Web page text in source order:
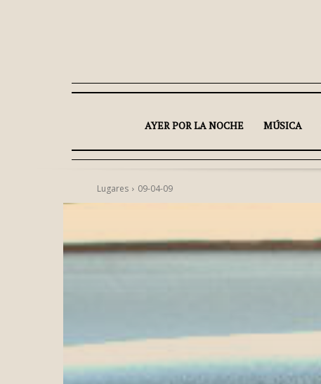
AYER POR LA NOCHE MÚSICA
Lugares 09-04-09